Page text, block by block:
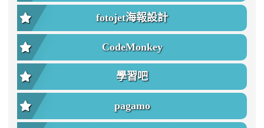
fotojet海報設計
CodeMonkey
學習吧
pagamo